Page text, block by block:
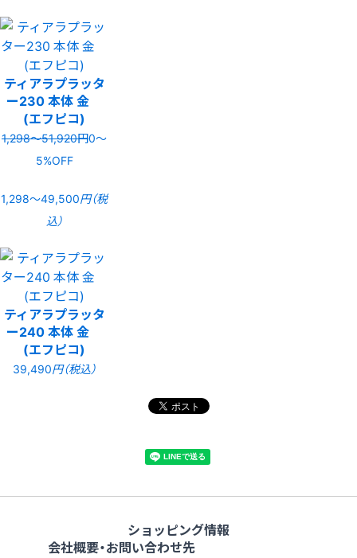
ティアラプラッタ
ー230 本体 金
(エフピコ)
1,298〜51,920円0〜
5%OFF
1,298〜49,500円（税
込）
ティアラプラッタ
ー240 本体 金
(エフピコ)
39,490円（税込）
ショッピング情報
会社概要・お問い合わせ先